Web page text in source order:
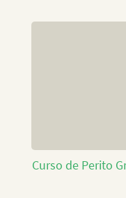
Curso de Perito